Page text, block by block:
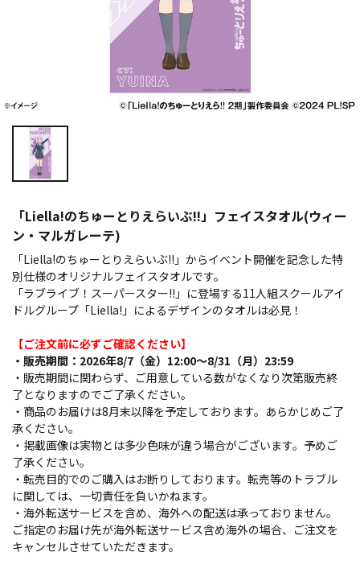
「Liella!のちゅーとりえらいぶ!!」フェイスタオル(ウィー
ン・マルガレーテ)
「Liella!のちゅーとりえらいぶ!!」からイベント開催を記念した特
別仕様のオリジナルフェイスタオルです。
「ラブライブ！スーパースター!!」に登場する11人組スクールアイ
ドルグループ「Liella!」によるデザインのタオルは必見！
【ご注文前に必ずご確認ください】
・販売期間：2026年8/7（金）12:00～8/31（月）23:59
・販売期間に関わらず、ご用意している数がなくなり次第販売終
了となりますのでご了承ください。
・商品のお届けは8月末以降を予定しております。あらかじめご了
承ください。
・掲載画像は実物とは多少色味が違う場合がございます。予めご
了承ください。
・転売目的でのご購入はお断りしております。転売等のトラブル
に関しては、一切責任を負いかねます。
・海外転送サービスを含め、海外への配送は承っておりません。
ご指定のお届け先が海外転送サービス含め海外の場合、ご注文を
キャンセルさせていただきます。